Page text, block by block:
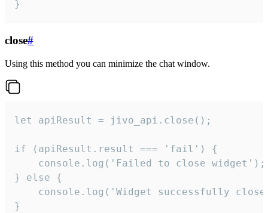
}
close#
Using this method you can minimize the chat window.
let apiResult = jivo_api.close();
if (apiResult.result === 'fail') {
    console.log('Failed to close widget');
} else {
console.log('Widget successfully
}